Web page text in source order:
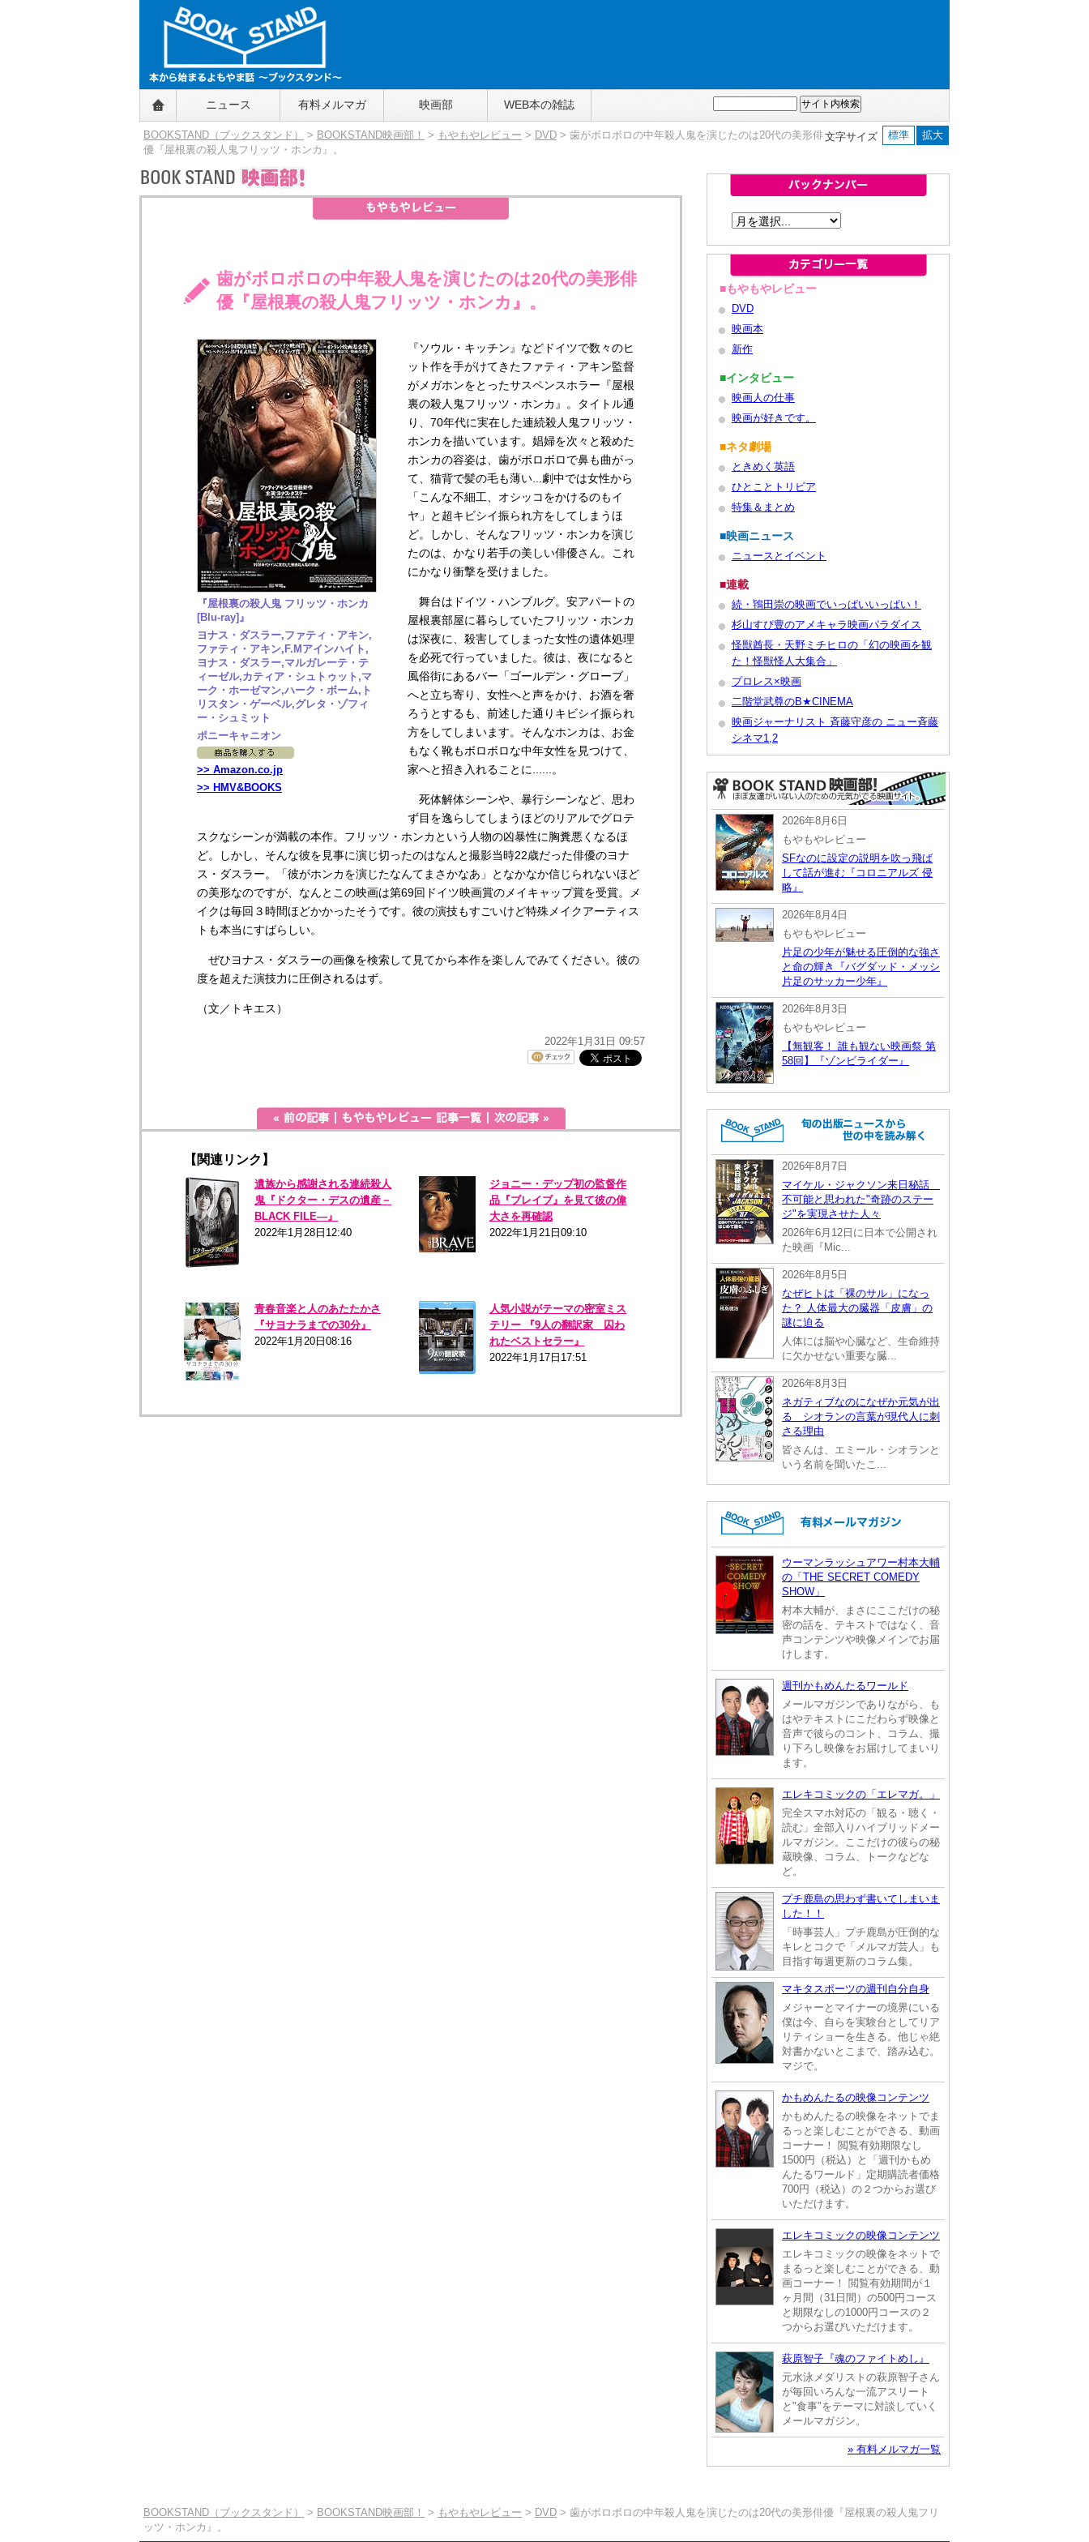
BOOKSTAND（ブックスタンド）
～本から始まるよもやま話～
BOOKSTAND（ブ
ックスタンド）
ニュース 有料メルマガ 映画部 WEB本の雑誌
文字サイズ 標準 拡大
BOOKSTAND（ブックスタンド） > BOOKSTAND映画部！ > もやもやレビュー > DVD > 歯がボロボロの中年殺人鬼を演じたのは20代の美形俳
優『屋根裏の殺人鬼フリッツ・ホンカ』。
歯がボロボロの中年殺人鬼を演じたのは20代の美形俳
優『屋根裏の殺人鬼フリッツ・ホンカ』。
『屋根裏の殺人鬼 フリッツ・ホンカ
[Blu-ray]』
ヨナス・ダスラー,ファティ・アキン,
ファティ・アキン,F.Mアインハイト,
ヨナス・ダスラー,マルガレーテ・テ
ィーゼル,カティア・シュトゥット,マ
ーク・ホーゼマン,ハーク・ボーム,ト
リスタン・ゲーベル,グレタ・ゾフィ
ー・シュミット
ポニーキャニオン
>> Amazon.co.jp
>> HMV&BOOKS
『ソウル・キッチン』などドイツで数々のヒ
ット作を手がけてきたファティ・アキン監督
がメガホンをとったサスペンスホラー『屋根
裏の殺人鬼フリッツ・ホンカ』。タイトル通
り、70年代に実在した連続殺人鬼フリッツ・
ホンカを描いています。娼婦を次々と殺めた
ホンカの容姿は、歯がボロボロで鼻も曲がっ
て、猫背で髪の毛も薄い...劇中では女性から
「こんな不細工、オシッコをかけるのもイ
ヤ」と超キビシイ振られ方をしてしまうほ
ど。しかし、そんなフリッツ・ホンカを演じ
たのは、かなり若手の美しい俳優さん。これ
にかなり衝撃を受けました。
舞台はドイツ・ハンブルグ。安アパートの
屋根裏部屋に暮らしていたフリッツ・ホンカ
は深夜に、殺害してしまった女性の遺体処理
を必死で行っていました。彼は、夜になると
風俗街にあるバー「ゴールデン・グローブ」
へと立ち寄り、女性へと声をかけ、お酒を奢
ろうとするも、前述した通りキビシイ振られ
方をしてしまいます。そんなホンカは、お金
もなく靴もボロボロな中年女性を見つけて、
家へと招き入れることに......。
死体解体シーンや、暴行シーンなど、思わ
ず目を逸らしてしまうほどのリアルでグロテ
スクなシーンが満載の本作。フリッツ・ホンカという人物の凶暴性に胸糞悪くなるほ
ど。しかし、そんな彼を見事に演じ切ったのはなんと撮影当時22歳だった俳優のヨナ
ス・ダスラー。「彼がホンカを演じたなんてまさかなあ」となかなか信じられないほど
の美形なのですが、なんとこの映画は第69回ドイツ映画賞のメイキャップ賞を受賞。メ
イクは毎回３時間ほどかかったそうです。彼の演技もすごいけど特殊メイクアーティス
トも本当にすばらしい。
ぜひヨナス・ダスラーの画像を検索して見てから本作を楽しんでみてください。彼の
度を超えた演技力に圧倒されるはず。
（文／トキエス）
2022年1月31日 09:57
【関連リンク】
遺族から感謝される連続殺人
鬼『ドクター・デスの遺産－
BLACK FILE―』
2022年1月28日12:40
ジョニー・デップ初の監督作
品『ブレイブ』を見て彼の偉
大さを再確認
2022年1月21日09:10
青春音楽と人のあたたかさ
『サヨナラまでの30分』
2022年1月20日08:16
人気小説がテーマの密室ミス
テリー 『9人の翻訳家 囚わ
れたベストセラー』
2022年1月17日17:51
■もやもやレビュー
DVD
映画本
新作
■インタビュー
映画人の仕事
映画が好きです。
■ネタ劇場
ときめく英語
ひとことトリビア
特集＆まとめ
■映画ニュース
ニュースとイベント
■連載
続・鴇田崇の映画でいっぱいいっぱい！
杉山すぴ豊のアメキャラ映画パラダイス
怪獣酋長・天野ミチヒロの「幻の映画を観
た！怪獣怪人大集合」
プロレス×映画
二階堂武尊のB★CINEMA
映画ジャーナリスト 斉藤守彦の ニュー斉藤
シネマ1,2
2026年8月6日
もやもやレビュー
SFなのに設定の説明を吹っ飛ば
して話が進む『コロニアルズ 侵
略』
2026年8月4日
もやもやレビュー
片足の少年が魅せる圧倒的な強さ
と命の輝き『バグダッド・メッシ
片足のサッカー少年』
2026年8月3日
もやもやレビュー
【無観客！ 誰も観ない映画祭 第
58回】『ゾンビライダー』
2026年8月7日
マイケル・ジャクソン来日秘話
不可能と思われた"奇跡のステー
ジ"を実現させた人々
2026年6月12日に日本で公開され
た映画『Mic...
2026年8月5日
なぜヒトは「裸のサル」になっ
た？ 人体最大の臓器「皮膚」の
謎に迫る
人体には脳や心臓など、生命維持
に欠かせない重要な臓...
2026年8月3日
ネガティブなのになぜか元気が出
る シオランの言葉が現代人に刺
さる理由
皆さんは、エミール・シオランと
いう名前を聞いたこ...
ウーマンラッシュアワー村本大輔
の「THE SECRET COMEDY
SHOW」
村本大輔が、まさにここだけの秘
密の話を、テキストではなく、音
声コンテンツや映像メインでお届
けします。
週刊かもめんたるワールド
メールマガジンでありながら、も
はやテキストにこだわらず映像と
音声で彼らのコント、コラム、撮
り下ろし映像をお届けしてまいり
ます。
エレキコミックの「エレマガ。」
完全スマホ対応の「観る・聴く・
読む」全部入りハイブリッドメー
ルマガジン。ここだけの彼らの秘
蔵映像、コラム、トークなどな
ど。
プチ鹿島の思わず書いてしまいま
した！！
「時事芸人」プチ鹿島が圧倒的な
キレとコクで「メルマガ芸人」も
目指す毎週更新のコラム集。
マキタスポーツの週刊自分自身
メジャーとマイナーの境界にいる
僕は今、自らを実験台としてリア
リティショーを生きる。他じゃ絶
対書かないとこまで、踏み込む。
マジで。
かもめんたるの映像コンテンツ
かもめんたるの映像をネットでま
るっと楽しむことができる、動画
コーナー！ 閲覧有効期限なし
1500円（税込）と「週刊かもめ
んたるワールド」定期購読者価格
700円（税込）の２つからお選び
いただけます。
エレキコミックの映像コンテンツ
エレキコミックの映像をネットで
まるっと楽しむことができる、動
画コーナー！ 閲覧有効期間が１
ヶ月間（31日間）の500円コース
と期限なしの1000円コースの２
つからお選びいただけます。
萩原智子『魂のファイトめし』
元水泳メダリストの萩原智子さん
が毎回いろんな一流アスリート
と"食事"をテーマに対談していく
メールマガジン。
» 有料メルマガ一覧
BOOKSTAND（ブックスタンド） > BOOKSTAND映画部！ > もやもやレビュー > DVD > 歯がボロボロの中年殺人鬼を演じたのは20代の美形俳優『屋根裏の殺人鬼フリ
ッツ・ホンカ』。